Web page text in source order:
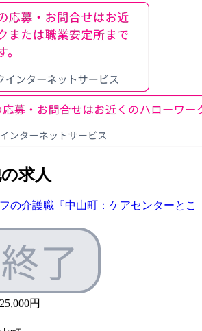
求人
の介護職『中山町：ケアセンターとこ
円